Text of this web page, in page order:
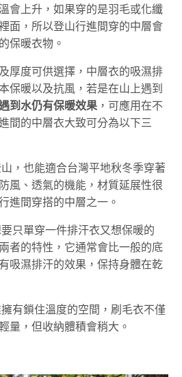
會上升，如果穿的是羽毛或化纖
面，所以登山行進間穿的中層會
的保暖衣物。
厚度可供選擇，中層衣的吸濕排
保暖以及抗風，若是在山上遇到
到水仍有保暖效果 ，可應用在不
間的中層衣大致可分為以下三
，也能適合台灣平地秋冬季穿著
風、透氣的機能，材質延展性很
進間穿搭的中層之一。
只單穿一件排汗衣又想保暖的
者的特性，它通常會比一般的底
吸濕排汗的效果，保持身體在乾
有鎖住溫度的空間，刷毛衣不僅
量，但收納體積會稍大。